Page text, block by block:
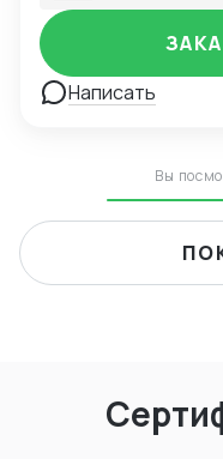
Написать
Вы